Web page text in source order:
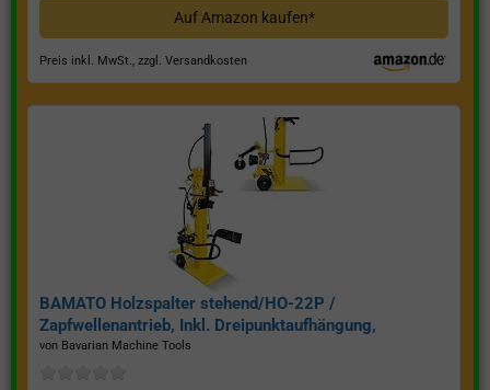
Auf Amazon kaufen*
Preis inkl. MwSt., zzgl. Versandkosten
BAMATO Holzspalter stehend/HO-22P /
Zapfwellenantrieb, Inkl. Dreipunktaufhängung,
Spaltkraft 22 Tonnen*
von Bavarian Machine Tools